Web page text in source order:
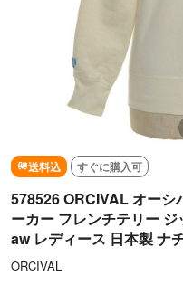
送料込 すぐに購入可
578526 ORCIVAL オー
ーカー フレンチテリー
aw レディース 日本製 ナ
ORCIVAL